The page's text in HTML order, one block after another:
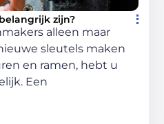
zijn?
alleen maar
sleutels maken
en ramen, hebt u
Een